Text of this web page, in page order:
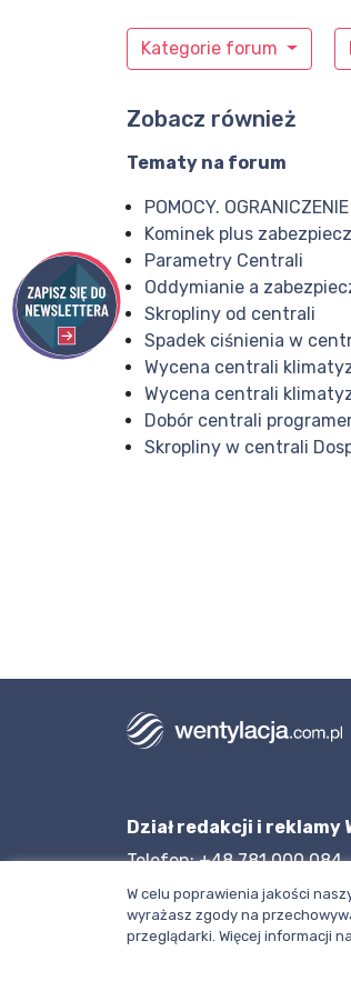
Kategorie forum
Zobacz również
Tematy na forum
POMOCY.
Kominek plus
Parametry Centrali
Oddymianie a
Skropliny od centrali
Spadek ciśnienia w
Wycena centrali
Wycena centrali
Dobór centrali
Skropliny w centrali
Dział redakcji i reklamy
Telefon: +48 781 000 084
Napisz do nas
W celu poprawienia jakości
wyrażasz zgody na
przeglądarki. Więcej informacji